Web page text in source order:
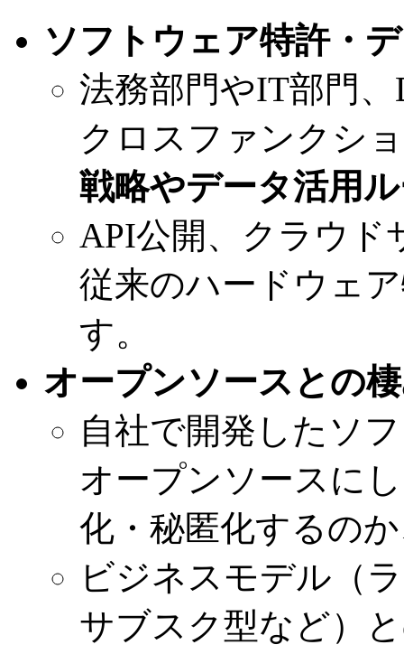
ソフトウェア特許・
法務部門やIT部門
クロスファンクシ
戦略やデータ活用
API公開、クラウド
従来のハードウェ
す。
オープンソースとの
自社で開発したソ
オープンソースに
化・秘匿化するの
ビジネスモデル（
サブスク型など）